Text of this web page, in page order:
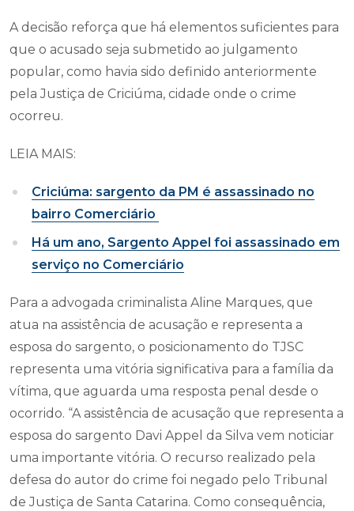
A decisão reforça que há elementos suficientes para
que o acusado seja submetido ao julgamento
popular, como havia sido definido anteriormente
pela Justiça de Criciúma, cidade onde o crime
ocorreu.
LEIA MAIS:
Criciúma: sargento da PM é assassinado no
bairro Comerciário
Há um ano, Sargento Appel foi assassinado em
serviço no Comerciário
Para a advogada criminalista Aline Marques, que
atua na assistência de acusação e representa a
esposa do sargento, o posicionamento do TJSC
representa uma vitória significativa para a família da
vítima, que aguarda uma resposta penal desde o
ocorrido. “A assistência de acusação que representa a
esposa do sargento Davi Appel da Silva vem noticiar
uma importante vitória. O recurso realizado pela
defesa do autor do crime foi negado pelo Tribunal
de Justiça de Santa Catarina. Como consequência,